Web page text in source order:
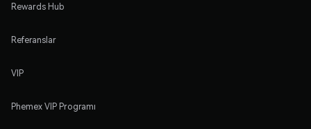
Rewards Hub
Referanslar
VIP
Phemex VIP Programı